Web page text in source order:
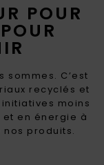
POUR
C’est
recyclés et
moins
en énergie à
produits.